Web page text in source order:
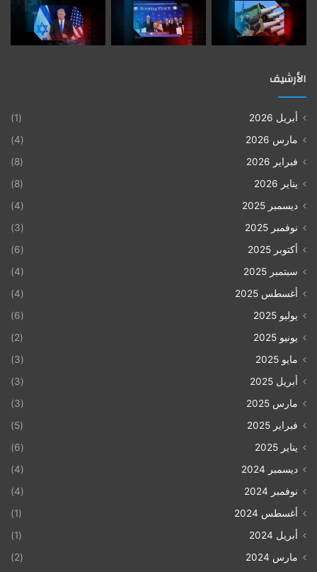
الأرشيف
أبريل 2026
(1)
مارس 2026
(4)
فبراير 2026
(8)
يناير 2026
(8)
ديسمبر 2025
(4)
نوفمبر 2025
(3)
أكتوبر 2025
(6)
سبتمبر 2025
(4)
أغسطس 2025
(4)
يوليو 2025
(6)
يونيو 2025
(2)
مايو 2025
(3)
أبريل 2025
(3)
مارس 2025
(3)
فبراير 2025
(5)
يناير 2025
(6)
ديسمبر 2024
(4)
نوفمبر 2024
(4)
أغسطس 2024
(1)
أبريل 2024
(1)
مارس 2024
(2)